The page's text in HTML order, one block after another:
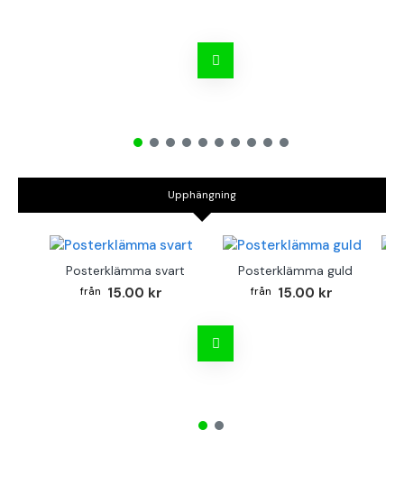
Upphängning
Posterklämma svart
15.00 kr
Posterklämma guld
15.00 kr